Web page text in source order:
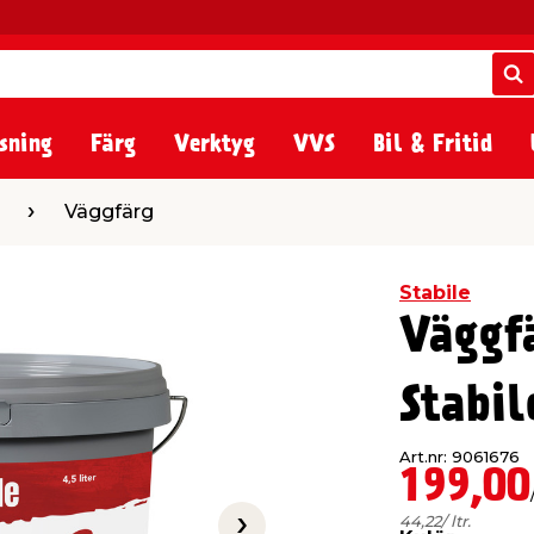
Färg Verktyg VVS Bil & Fritid
Väggfärg
Stabile
Art.nr: 9061676
199,00
44,22/ ltr.